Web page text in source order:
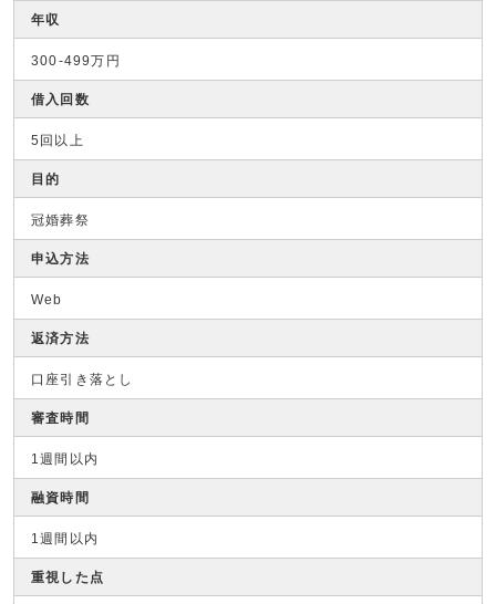
年収
300-499万円
借入回数
5回以上
目的
冠婚葬祭
申込方法
Web
返済方法
口座引き落とし
審査時間
1週間以内
融資時間
1週間以内
重視した点